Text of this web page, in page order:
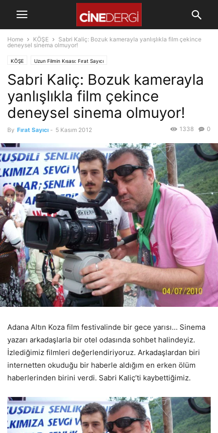
Home KÖŞE
Sabri Kaliç: Bozuk kamerayla yanlışlıkla film çekince
deneysel sinema olmuyor!
KÖŞE Uzun Filmin Kısası: Fırat Sayıcı
Sabri Kaliç: Bozuk kamerayla
yanlışlıkla film çekince
deneysel sinema olmuyor!
By Fırat Sayıcı - 5 Kasım 2012 0
1338
Adana Altın Koza film festivalinde bir gece yarısı… Sinema
yazarı arkadaşlarla bir otel odasında sohbet halindeyiz.
İzlediğimiz filmleri değerlendiriyoruz. Arkadaşlardan biri
internetten okuduğu bir haberle aldığım en erken ölüm
haberlerinden birini verdi. Sabri Kaliç’ti kaybettiğimiz.